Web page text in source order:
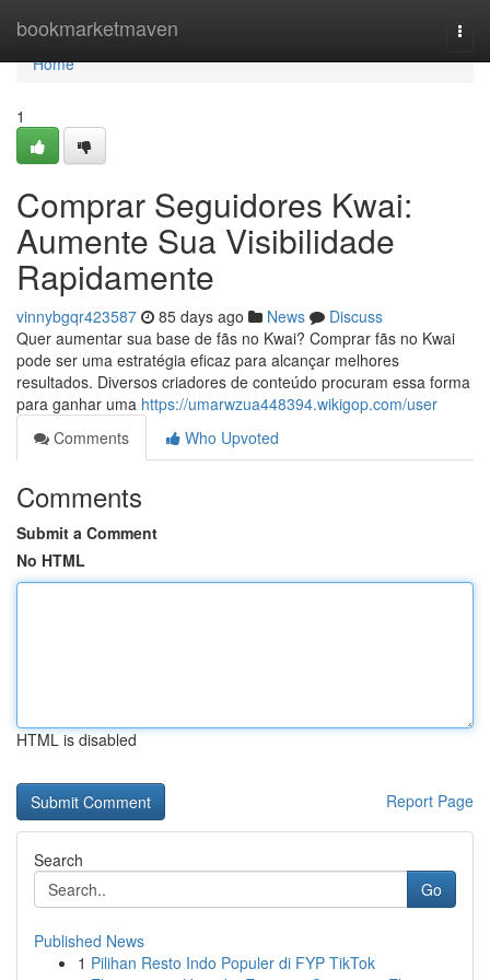
bookmarketmaven
Home
Home
1
Comprar Seguidores Kwai:
Aumente Sua Visibilidade
Rapidamente
vinnybgqr423587 85 days ago News
Discuss
Quer aumentar sua base de fãs no Kwai? Comprar fãs no Kwai
pode ser uma estratégia eficaz para alcançar melhores
resultados. Diversos criadores de conteúdo procuram essa forma
para ganhar uma https://umarwzua448394.wikigop.com/user
Comments
Who Upvoted
Comments
Submit a Comment
No HTML
HTML is disabled
Report Page
Search
Go
Published News
1 Pilihan Resto Indo Populer di FYP TikTok